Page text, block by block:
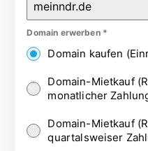
Domain erwerben *
Domain kaufen
Domain-Mietkauf
monatlicher
Domain-Mietkauf
quartalsweiser